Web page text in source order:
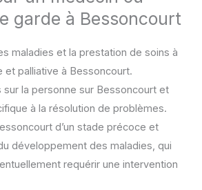
garde à Bessoncourt
maladies et la prestation de soins à
et palliative à Bessoncourt.
sur la personne sur Bessoncourt et
à la résolution de problèmes.
d’un stade précoce et
développement des maladies, qui
requérir une intervention